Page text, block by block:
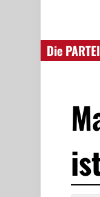
Die PARTEI